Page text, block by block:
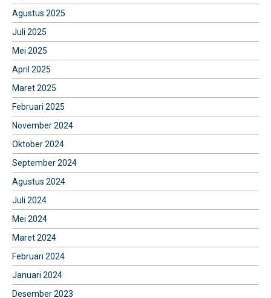
Agustus 2025
Juli 2025
Mei 2025
April 2025
Maret 2025
Februari 2025
November 2024
Oktober 2024
September 2024
Agustus 2024
Juli 2024
Mei 2024
Maret 2024
Februari 2024
Januari 2024
Desember 2023